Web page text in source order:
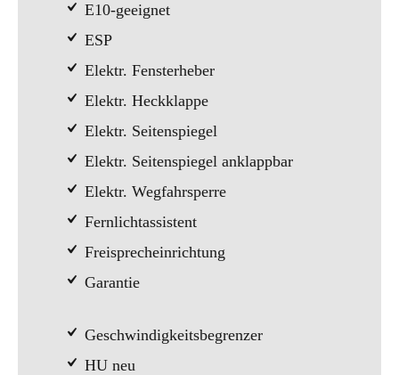
E10-geeignet
ESP
Elektr. Fensterheber
Elektr. Heckklappe
Elektr. Seitenspiegel
Elektr. Seitenspiegel anklappbar
Elektr. Wegfahrsperre
Fernlichtassistent
Freisprecheinrichtung
Garantie
Geschwindigkeitsbegrenzer
HU neu